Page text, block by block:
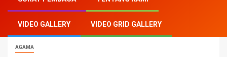
VIDEO GALLERY VIDEO GRID GALLERY
AGAMA